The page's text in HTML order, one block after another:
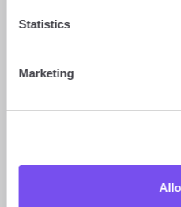
Statistics
Marketing
2
Afin que votre